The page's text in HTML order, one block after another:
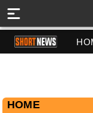
HOME